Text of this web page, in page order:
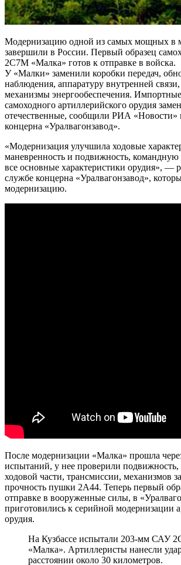
Модернизацию одной из самых мощных в
завершили в России. Первый образец
2С7М «Малка» готов к отправке в войска.
У «Малки» заменили коробки передач,
наблюдения, аппаратуру внутренней
механизмы энергообеспечения.
самоходного артиллерийского орудия
отечественные, сообщили РИА «Новости»
концерна «Уралвагонзавод».
«Модернизация улучшила ходовые
маневренность и подвижность, командную
все основные характеристики орудия», —
службе концерна «Уралвагонзавод»,
модернизацию.
После модернизации «Малка» прошла
испытаний, у нее проверили подвижность,
ходовой части, трансмиссии, механизмов
прочность пушки 2А44. Теперь первый
отправке в вооруженные силы, в
приготовились к серийной модернизации
орудия.
На Кузбассе испытали 203-мм САУ
«Малка». Артиллеристы нанесли
расстоянии около 30 километров.